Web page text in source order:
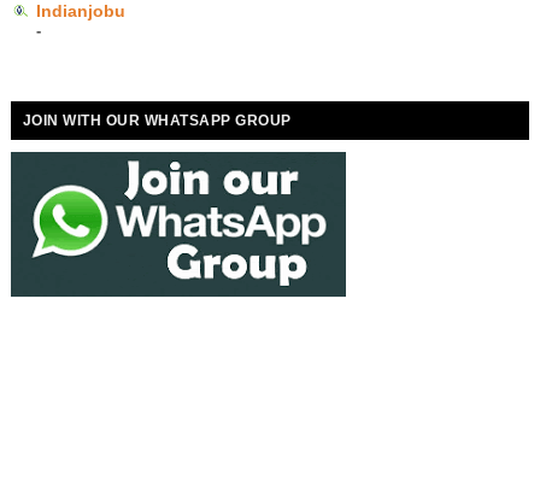
Indianjobu
-
JOIN WITH OUR WHATSAPP GROUP